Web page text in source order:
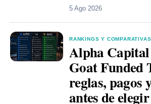
5 Ago 2026
RANKINGS Y COMPARATIVAS
Alpha
Goat Funded
reglas, pagos
antes de elegir